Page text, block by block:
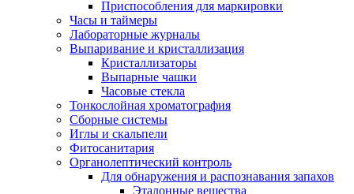
Приспособления для маркировки
Часы и таймеры
Лабораторные журналы
Выпаривание и кристаллизация
Кристаллизаторы
Выпарные чашки
Часовые стекла
Тонкослойная хроматография
Сборные системы
Иглы и скальпели
Фитосанитария
Органолептический контроль
Для обнаружения и распознавания запахов
Эталонные вещества